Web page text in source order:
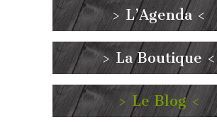
> L’Agenda <
> La Boutique <
> Le Blog <